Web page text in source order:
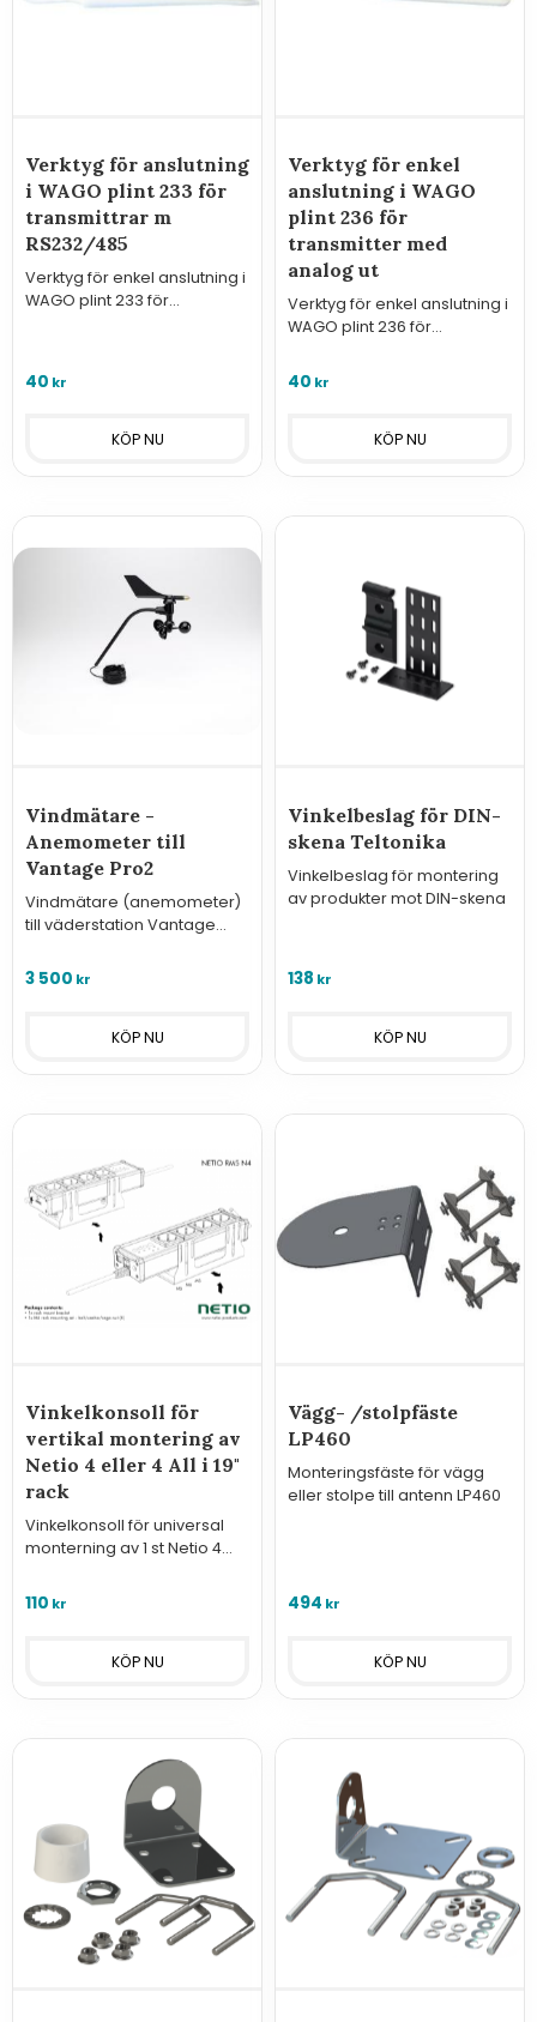
Verktyg för anslutning
i WAGO plint 233 för
transmittrar m
RS232/485
Verktyg för enkel anslutning i
WAGO plint 233 för
40 kr
Verktyg för enkel
anslutning i WAGO
plint 236 för
transmitter med
analog ut
Verktyg för enkel anslutning i
WAGO plint 236 för
utgång
40 kr
Vindmätare -
Anemometer till
Vantage Pro2
Vindmätare (anemometer)
till väderstation Vantage
Davis trådlösa sensorstation
3 500 kr
Vinkelbeslag för DIN-
skena Teltonika
Vinkelbeslag för montering
av produkter mot DIN-skena
138 kr
Vinkelkonsoll för
vertikal montering av
Netio 4 eller 4 All i 19"
rack
Vinkelkonsoll för universal
monterning av 1 st Netio 4
apparatskåp eller rack
110 kr
Vägg- /stolpfäste
LP460
Monteringsfäste för vägg
eller stolpe till antenn LP460
494 kr